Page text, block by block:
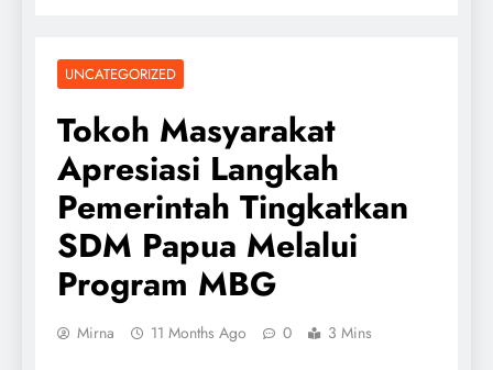
UNCATEGORIZED
Tokoh Masyarakat
Apresiasi Langkah
Pemerintah Tingkatkan
SDM Papua Melalui
Program MBG
Mirna 11 Months Ago 0 3 Mins